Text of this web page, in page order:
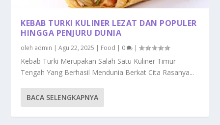
KEBAB TURKI KULINER LEZAT DAN POPULER
HINGGA PENJURU DUNIA
oleh admin |Agu 22, 2025 | Food | 0 |
Kebab Turki Merupakan Salah Satu Kuliner Timur
Tengah Yang Berhasil Mendunia Berkat Cita Rasanya...
BACA SELENGKAPNYA